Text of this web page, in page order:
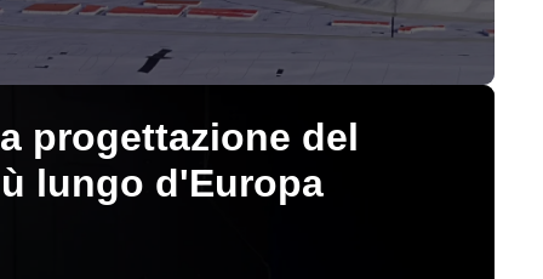
progettazione del
lungo d'Europa